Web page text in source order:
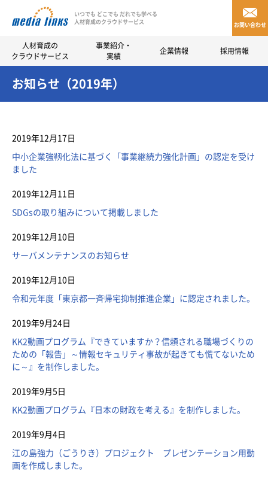
いつでも どこでも だれでも学べる
人材育成のクラウドサービス
人材育成の
クラウドサービス
事業紹介・
実績
企業情報 採用情報
お問い合わせ
お知らせ（2019年）
2019年12月17日
中小企業強靱化法に基づく「事業継続力強化計画」の認定を受け
ました
2019年12月11日
SDGsの取り組みについて掲載しました
2019年12月10日
サーバメンテナンスのお知らせ
2019年12月10日
令和元年度「東京都一斉帰宅抑制推進企業」に認定されました。
2019年9月24日
KK2動画プログラム『できていますか？信頼される職場づくりの
ための「報告」～情報セキュリティ事故が起きても慌てないため
に～』を制作しました。
2019年9月5日
KK2動画プログラム『日本の財政を考える』を制作しました。
2019年9月4日
江の島強力（ごうりき）プロジェクト プレゼンテーション用動
画を作成しました。